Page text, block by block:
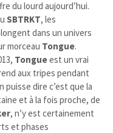
du lourd aujourd’hui.
SBTRKT, les
dans un univers
morceau Tongue.
Tongueest un vrai
aux tripes pendant
puisse dire c’est que la
et à la fois proche, de
, n’y est certainement
et phases